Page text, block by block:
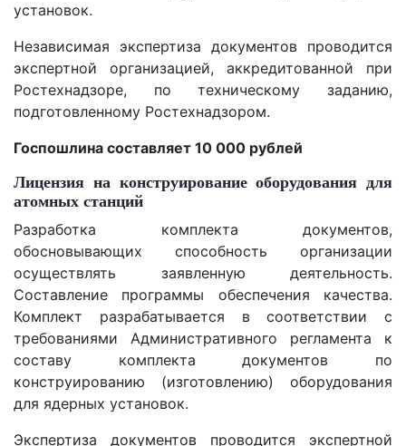
установок.
Независимая экспертиза документов проводится
экспертной организацией, аккредитованной при
Ростехнадзоре, по техническому заданию,
подготовленному Ростехнадзором.
Госпошлина составляет 10 000 рублей
Лицензия на конструирование оборудования для
атомных станций
Разработка комплекта документов,
обосновывающих способность организации
осуществлять заявленную деятельность.
Составление программы обеспечения качества.
Комплект разрабатывается в соответствии с
требованиями Административного регламента к
составу комплекта документов по
конструированию (изготовлению) оборудования
для ядерных установок.
Экспертиза документов проводится экспертной